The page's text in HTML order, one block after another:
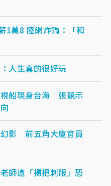
1萬8 陸網炸鍋：「和
人生真的很好玩
視船現身台海 張競示
影 前五角大廈官員
師遭「掃把刺眼」恐